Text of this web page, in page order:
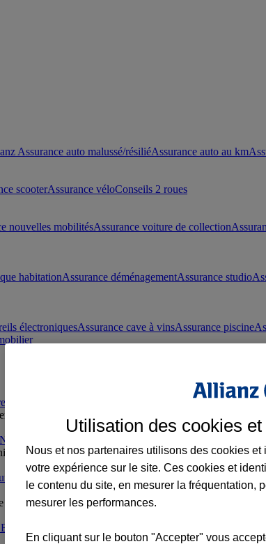
Assurance auto malussé/résiliéAssurance auto au km
scooterAssurance véloConseils 2 roues
nouvelles mobilitésAssurance voiture de collection
habitationAssurance déménagementAssurance studio
électroniquesAssurance cave à vinsAssurance piscine
Conseils santé
chien Assurance chat
Conseils animal de compagnie
Utilisation des cookies
Nous et nos partenaires utilisons des cookies
votre expérience sur le site. Ces cookies et
le contenu du site, en mesurer la fréquentation,
mesurer les performances.
En cliquant sur le bouton "Accepter" vous